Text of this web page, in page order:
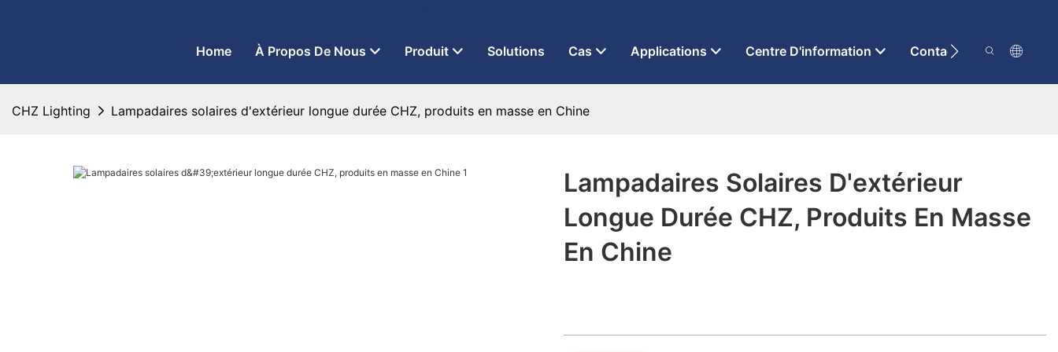
Home À Propos De Nous Produit Solutions Cas Applications Centre D'information Contactez-Nous
CHZ Lighting Lampadaires solaires d'extérieur longue durée CHZ, produits en masse en Chine
Lampadaires Solaires D'extérieur
Longue Durée CHZ, Produits En Masse
En Chine